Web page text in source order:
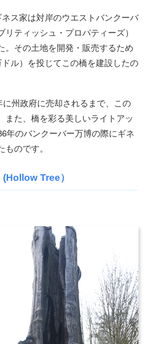
ス家は対岸のウエストバンクーバ
ティッシュ・プロパティーズ）
。その土地を開発・販売するため
ル）を投じてこの橋を建設したの
州政府に売却されるまで、この
また、橋を彩る美しいライトアッ
年のバンクーバー万博の際にギネ
のです。
Tree）